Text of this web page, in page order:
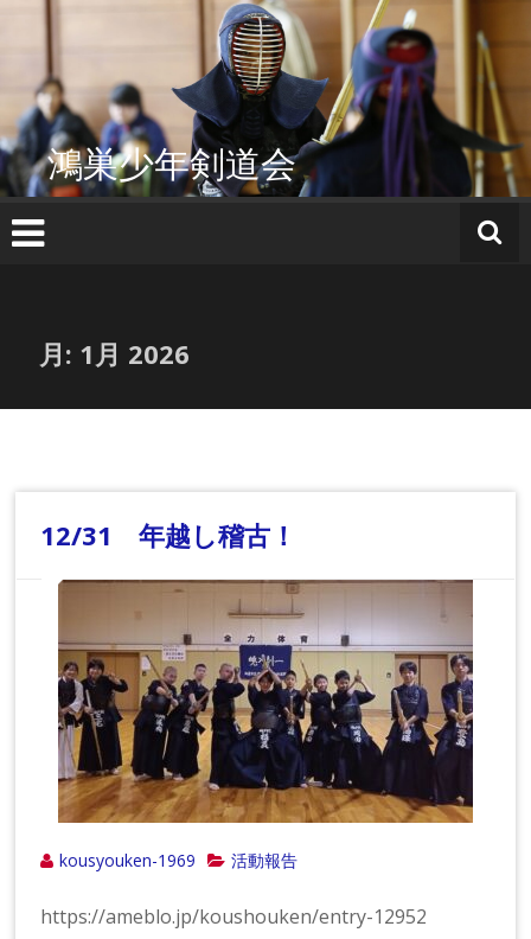
ツ
へ
ス
キ
ッ
鴻巣少年剣道会
月: 1月 2026
12/31 年越し稽古！
kousyouken-1969 活動報告
https://ameblo.jp/koushouken/entry-12952